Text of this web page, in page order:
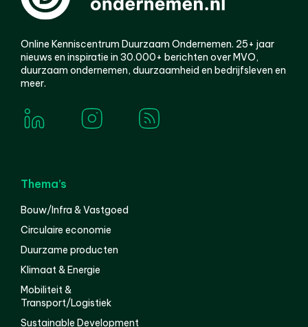
Online Kenniscentrum Duurzaam Ondernemen. 25+ jaar
nieuws en inspiratie in 30.000+ berichten over MVO,
duurzaam ondernemen, duurzaamheid en bedrijfsleven en
meer.
Thema’s
Bouw/Infra & Vastgoed
Circulaire economie
Duurzame producten
Klimaat & Energie
Mobiliteit &
Transport/Logistiek
Sustainable Development